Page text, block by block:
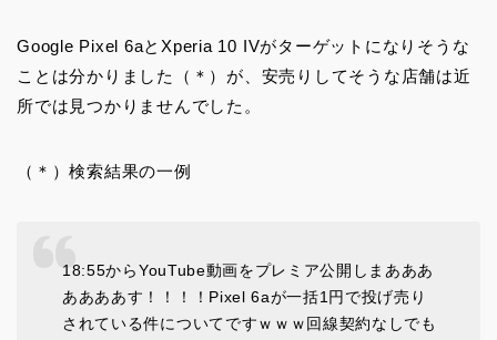
Google Pixel 6aとXperia 10 IVがターゲットになりそうな
ことは分かりました（＊）が、安売りしてそうな店舗は近
所では見つかりませんでした。
（＊）検索結果の一例
18:55からYouTube動画をプレミア公開しまあああ
ああああす！！！！Pixel 6aが一括1円で投げ売り
されている件についてですｗｗｗ回線契約なしでも